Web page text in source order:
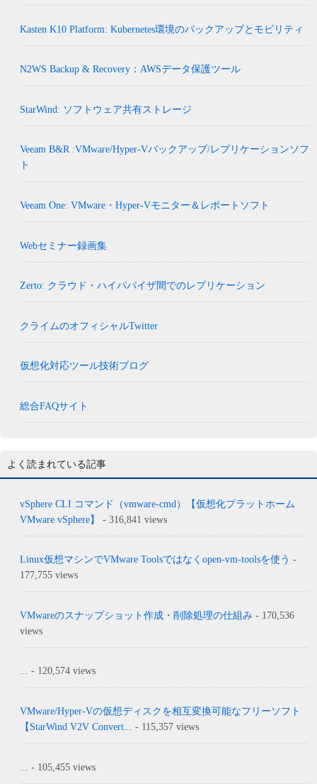
Kasten K10 Platform: Kubernetes環境のバックアップとモビリティ
N2WS Backup & Recovery：AWSデータ保護ツール
StarWind: ソフトウェア共有ストレージ
Veeam B&R :VMware/Hyper-Vバックアップ/レプリケーションソフ
ト
Veeam One: VMware・Hyper-Vモニター＆レポートソフト
Webセミナー録画集
Zerto: クラウド・ハイパバイザ間でのレプリケーション
クライムのオフィシャルTwitter
仮想化対応ツール技術ブログ
総合FAQサイト
よく読まれている記事
vSphere CLI コマンド（vmware-cmd）【仮想化プラットホーム
VMware vSphere】
- 316,841 views
Linux仮想マシンでVMware Toolsではなくopen-vm-toolsを使う -
177,755 views
VMwareのスナップショット作成・削除処理の仕組み - 170,536
views
... - 120,574 views
VMware/Hyper-Vの仮想ディスクを相互変換可能なフリーソフト
【StarWind V2V Convert...
- 115,357 views
- 105,455 views